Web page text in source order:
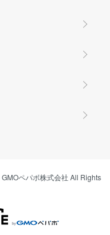
GMOペパボ株式会社 All Rights